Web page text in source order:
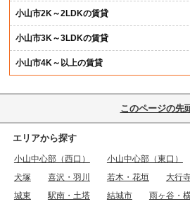
小山市2K～2LDKの賃貸
小山市3K～3LDKの賃貸
小山市4K～以上の賃貸
このページの先
エリアから探す
小山中心部（西口） 小山中心部（東口）
犬塚
喜沢・羽川 若木・花垣 大行
城東
駅南・土塔 結城市 雨ヶ谷・